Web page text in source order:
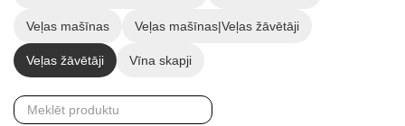
Veļas mašīnas Veļas mašīnas|Veļas žāvētāji
Veļas žāvētāji Vīna skapji